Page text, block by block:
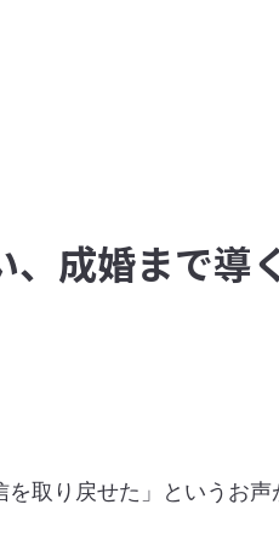
成婚まで導
取り戻せた」というお声